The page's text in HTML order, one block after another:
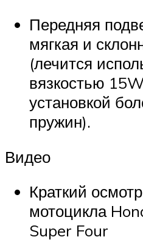
Передняя
мягкая и
(лечится
вязкостью
установкой
пружин).
Видео
Краткий
мотоцикла
Super Four